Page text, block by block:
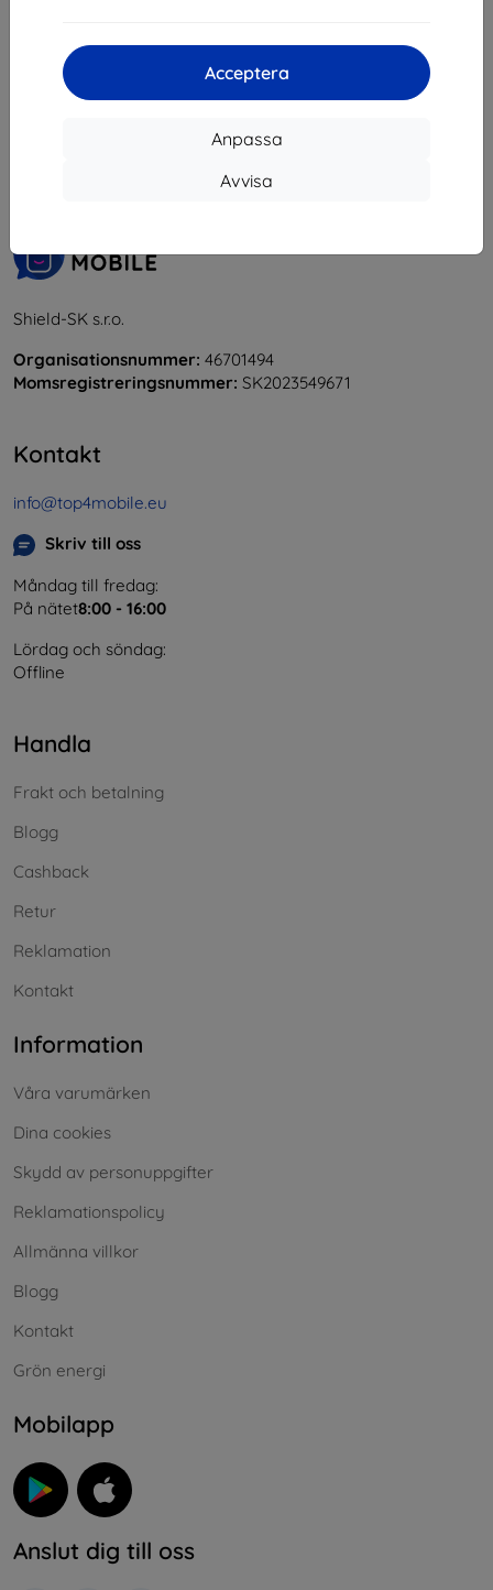
Acceptera
Anpassa
Avvisa
av totalt
Shield-SK s.r.o.
Organisationsnummer: 46701494
Momsregistreringsnummer: SK2023549671
Kontakt
info@top4mobile.eu
Skriv till oss
Måndag till fredag:
På nätet8:00 - 16:00
Lördag och söndag:
Offline
Handla
Frakt och betalning
Blogg
Cashback
Retur
Reklamation
Kontakt
Information
Våra varumärken
Dina cookies
Skydd av personuppgifter
Reklamationspolicy
Allmänna villkor
Blogg
Kontakt
Grön energi
Mobilapp
Anslut dig till oss